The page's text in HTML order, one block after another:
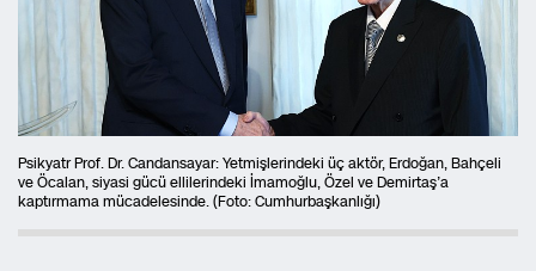
Psikyatr Prof. Dr. Candansayar: Yetmişlerindeki üç aktör, Erdoğan, Bahçeli
ve Öcalan, siyasi gücü ellilerindeki İmamoğlu, Özel ve Demirtaş’a
kaptırmama mücadelesinde. (Foto: Cumhurbaşkanlığı)